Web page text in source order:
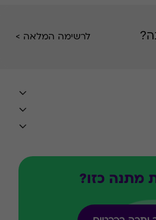
לרשימה המלאה >
מתנה כזו?